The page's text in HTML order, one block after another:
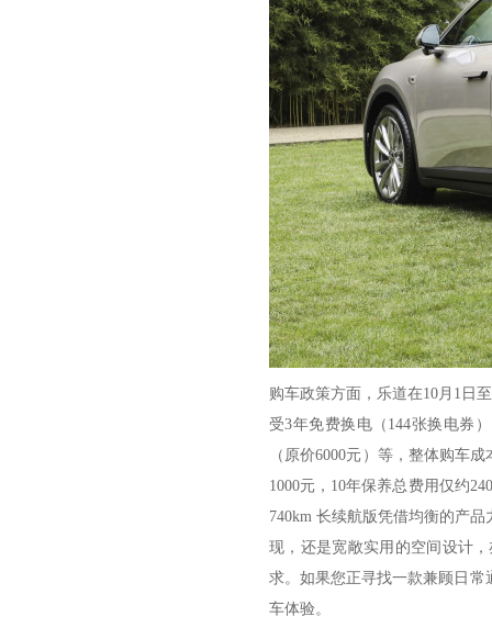
购车政策方面，乐道在10月1日
受3年免费换电（144张换电券
（原价6000元）等，整体购车
1000元，10年保养总费用仅约
740km 长续航版凭借均衡的产
现，还是宽敞实用的空间设计
求。如果您正寻找一款兼顾日
车体验。